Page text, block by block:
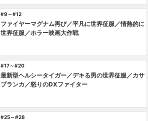
#9～#12
ファイヤーマグナム再び／平凡に世界征服／情熱的に
世界征服／ホラー映画大作戦
#17～#20
最新型ヘルシータイガー／デキる男の世界征服／カサ
ブランカ／怒りのDXファイター
#25～#28